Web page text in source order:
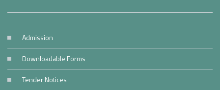
Admission
Downloadable Forms
Tender Notices